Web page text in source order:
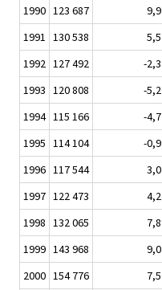
1990 123 687 9,9
1991 130 538 5,5
1992 127 492 -2,3
1993 120 808 -5,2
1994 115 166 -4,7
1995 114 104 -0,9
1996 117 544 3,0
1997 122 473 4,2
1998 132 065 7,8
1999 143 968 9,0
2000 154 776 7,5